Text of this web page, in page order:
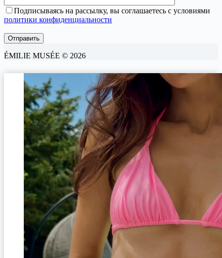
Подписываясь на рассылку, вы соглашаетесь с условиями
политики конфиденциальности
ÉMILIE MUSÉE © 2026